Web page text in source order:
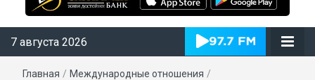
7 августа 2026
Главная / Международные отношения /